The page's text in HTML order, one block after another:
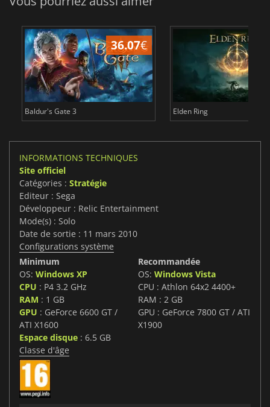
36.07€
Baldur's Gate 3 Elden Ring
INFORMATIONS TECHNIQUES
Site officiel
Catégories : Stratégie
Editeur : Sega
Développeur : Relic Entertainment
Mode(s) : Solo
Date de sortie : 11 mars 2010
Configurations système
Minimum
OS: Windows XP
CPU : P4 3.2 GHz
RAM : 1 GB
GPU : GeForce 6600 GT /
ATI X1600
Espace disque : 6.5 GB
Recommandée
OS: Windows Vista
CPU : Athlon 64x2 4400+
RAM : 2 GB
GPU : GeForce 7800 GT / ATI
X1900
Classe d'âge